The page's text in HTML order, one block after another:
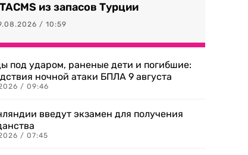
из запасов Турции
/ 10:59
под ударом, раненые дети и погибшие:
ночной атаки БПЛА 9 августа
/ 09:46
введут экзамен для получения
/ 07:45